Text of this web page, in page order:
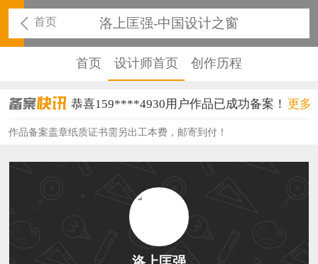
首页 洛上匡强-中国设计之窗
首页 设计师首页 创作历程
恭喜159****4930用户作品已成功备案！
恭喜150****6483用户作品已成功备案！
恭喜131****2473用户作品已成功备案！
恭喜159****4201用户作品已成功备案！
恭喜133****6466用户作品已成功备案！
恭喜131****1475用户作品已成功备案！
更多
作品备案盖章纸质证书需另出工本费，邮寄到付！